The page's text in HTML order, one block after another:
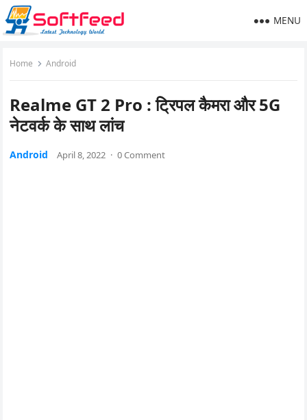
MENU
Home Android
Realme GT 2 Pro : ट्रिपल कैमरा और 5G
नेटवर्क के साथ लांच
Android April 8, 2022 · 0 Comment